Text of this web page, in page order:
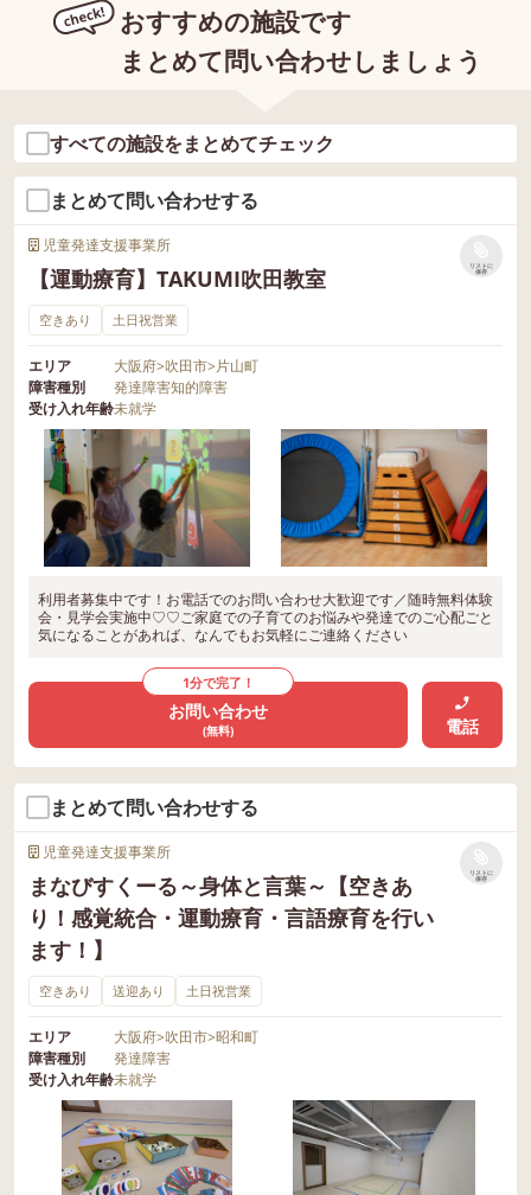
おすすめの施設です
まとめて問い合わせしましょう
すべての施設をまとめてチェック
まとめて問い合わせする
児童発達支援事業所
【運動療育】TAKUMI吹田教室
リストに
保存
空きあり 土日祝営業
エリア 大阪府>吹田市>片山町
障害種別
発達障害知的障害
受け入れ年齢未就学
利用者募集中です！お電話でのお問い合わせ大歓迎です／随時無料体験
会・見学会実施中♡♡ご家庭での子育てのお悩みや発達でのご心配ごと
気になることがあれば、なんでもお気軽にご連絡ください
1分で完了！
お問い合わせ
(無料) 電話
まとめて問い合わせする
児童発達支援事業所
まなびすくーる～身体と言葉～【空きあ
り！感覚統合・運動療育・言語療育を行い
ます！】
リストに
保存
空きあり 送迎あり 土日祝営業
エリア 大阪府>吹田市>昭和町
障害種別
発達障害
受け入れ年齢未就学